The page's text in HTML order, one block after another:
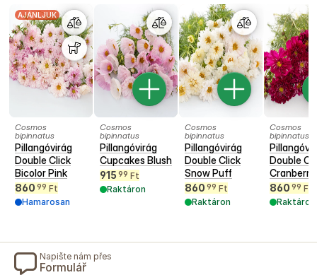
AJÁNLJUK
Cosmos
bipinnatus
Pillangóvirág
Double Click
Bicolor Pink
860 99 Ft
Hamarosan
Cosmos
bipinnatus
Pillangóvirág
Cupcakes Blush
915 99 Ft
Raktáron
Cosmos
bipinnatus
Pillangóvirág
Double Click
Snow Puff
860 99 Ft
Raktáron
Cosmos
bipinnatus
Double
860 99 Ft
Raktáron
Napište nám přes
Formulář